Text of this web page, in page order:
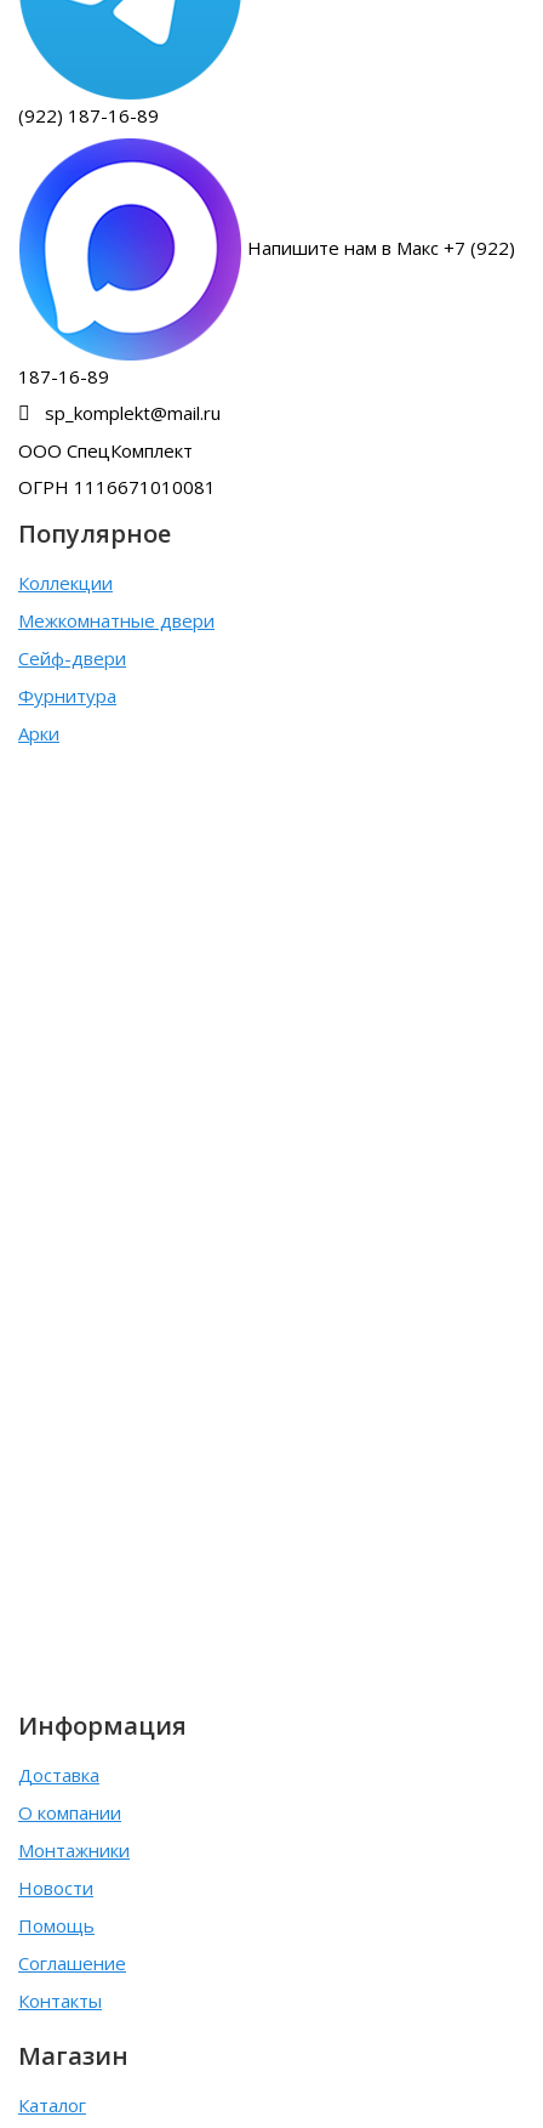
(922) 187-16-89
Напишите нам в Макс +7 (922)
187-16-89
sp_komplekt@mail.ru
ООО СпецКомплект
ОГРН 1116671010081
Популярное
Коллекции
Межкомнатные двери
Сейф-двери
Фурнитура
Арки
Информация
Доставка
О компании
Монтажники
Новости
Помощь
Соглашение
Контакты
Магазин
Каталог